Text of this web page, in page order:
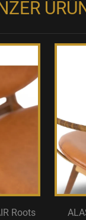
Roots